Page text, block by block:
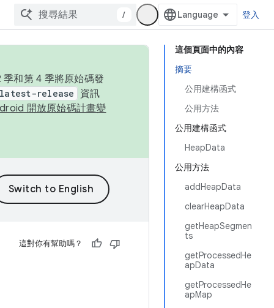
/ 登入
這個頁面中的內容
摘要
公用建構函式
公用方法
公用建構函式
HeapData
公用方法
addHeapData
clearHeapData
getHeapSegmen
ts
getProcessedHe
apData
getProcessedHe
apMap
和第 4 季將原始碼發
release
資訊
開放原始碼計畫變
這對你有幫助嗎？